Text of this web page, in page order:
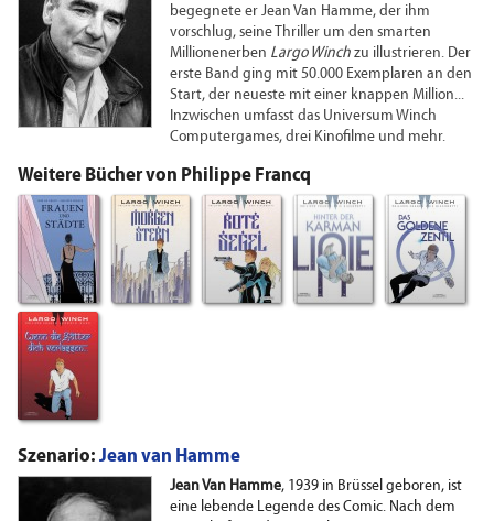
begegnete er Jean Van Hamme, der ihm
vorschlug, seine Thriller um den smarten
Millionenerben Largo Winch zu illustrieren. Der
erste Band ging mit 50.000 Exemplaren an den
Start, der neueste mit einer knappen Million...
Inzwischen umfasst das Universum Winch
Computergames, drei Kinofilme und mehr.
Weitere Bücher von Philippe Francq
Szenario: Jean van Hamme
Jean Van Hamme, 1939 in Brüssel geboren, ist
eine lebende Legende des Comic. Nach dem